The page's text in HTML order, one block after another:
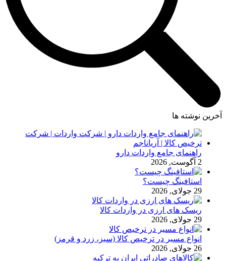
آخرین نوشته ها
راهنمای جامع واردات دارو
2 آگوست, 2026
استافینگ چیست؟
29 جولای, 2026
ریسک های ارزی در واردات کالا
29 جولای, 2026
انواع مسیر در ترخیص کالا (سبز، زرد و قرمز)
26 جولای, 2026